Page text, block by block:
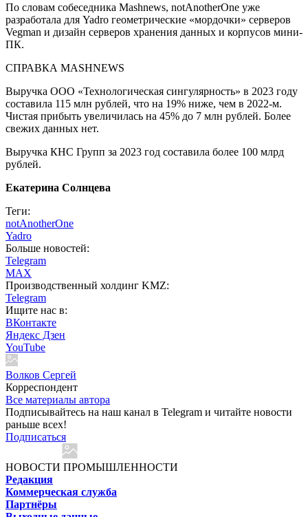
По словам собеседника Mashnews, notAnotherOne уже
разработала для Yadro геометрические «мордочки» серверов
Vegman и дизайн серверов хранения данных и корпусов мини-
ПК.
СПРАВКА MASHNEWS
Выручка ООО «Технологическая сингулярность» в 2023 году
составила 115 млн рублей, что на 19% ниже, чем в 2022-м.
Чистая прибыть увеличилась на 45% до 7 млн рублей. Более
свежих данных нет.
Выручка КНС Групп за 2023 год составила более 100 млрд
рублей.
Екатерина Солнцева
Теги:
notAnotherOne
Yadro
Больше новостей:
Telegram
MAX
Производственный холдинг KMZ:
Telegram
Ищите нас в:
ВКонтакте
Яндекс Дзен
YouTube
Волков Сергей
Корреспондент
Все материалы автора
Подписывайтесь на наш канал в Telegram и читайте новости
раньше всех!
Подписаться
НОВОСТИ ПРОМЫШЛЕННОСТИ
Редакция
Коммерческая служба
Партнёры